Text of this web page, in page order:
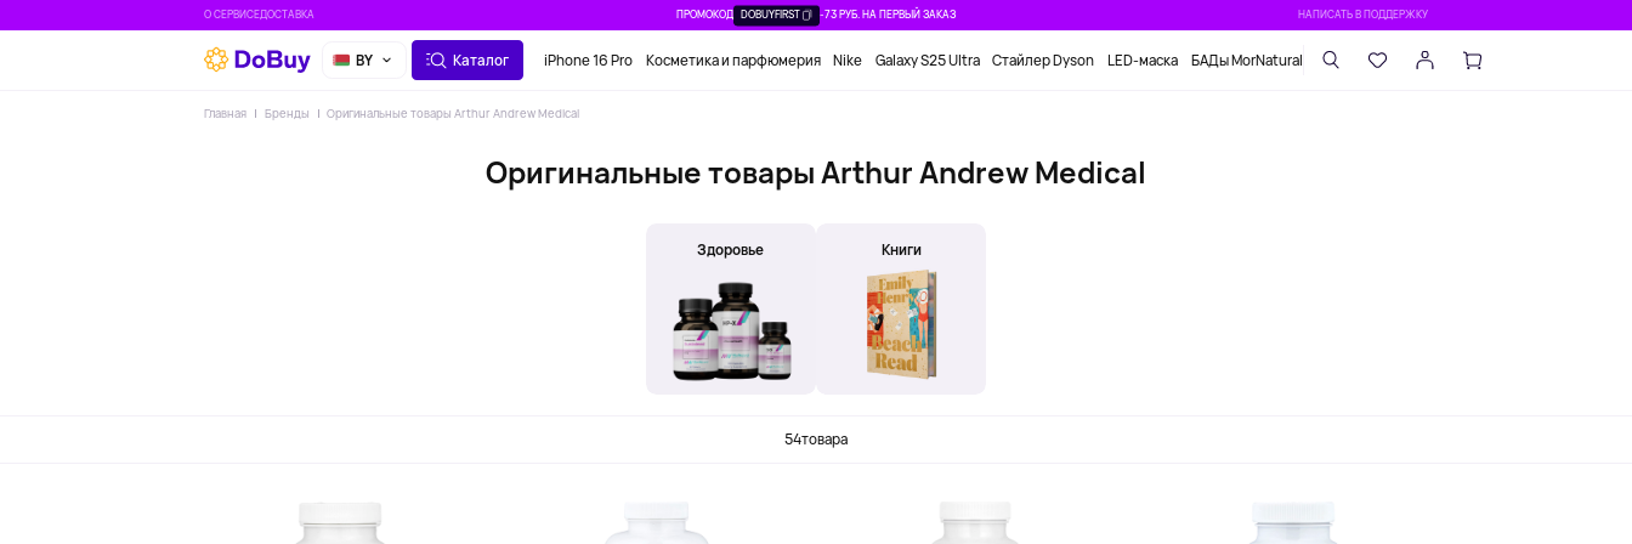
О СЕРВИСЕДОСТАВКА ПРОМОКОД DOBUYFIRST -73 РУБ. НА ПЕРВЫЙ ЗАКАЗ НАПИСАТЬ В ПОДДЕРЖКУ
BY Каталог iPhone 16 Pro Косметика и парфюмерия Nike Galaxy S25 Ultra Стайлер Dyson LED-маска БАДы MorNatural
Главная Бренды Оригинальные товары Arthur Andrew Medical
Оригинальные товары Arthur Andrew Medical
Здоровье Книги
54товара